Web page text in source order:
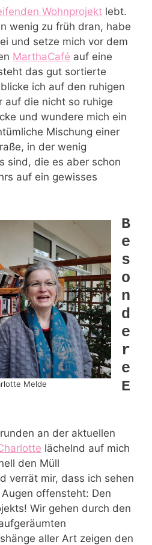
Wohnprojekt lebt.
wenig zu früh dran, habe
und setze mich vor dem
MarthaCafé auf eine
das gut sortierte
ich auf den ruhigen
auf die nicht so ruhige
und wundere mich ein
Mischung einer
in der wenig
sind, die es aber schon
auf ein gewisses
Melde
B
e
s
o
n
d
e
r
e
E
an der aktuellen
lächelnd auf mich
den Müll
verrät mir, dass ich sehen
offensteht: Den
Wir gehen durch den
aller Art zeigen den